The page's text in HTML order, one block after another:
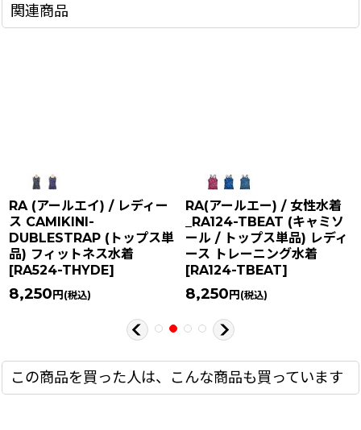
関連商品
RA (アールエイ) / レディー
ス CAMIKINI-
DUBLESTRAP (トップス単
品) フィットネス水着
[RA524-THYDE]
8,250円(税込)
RA(アールエー) / 女性水着
_RA124-TBEAT (キャミソ
ール / トップス単品) レディ
ース トレーニング水着
[RA124-TBEAT]
8,250円(税込)
この商品を買った人は、こんな商品も買っています